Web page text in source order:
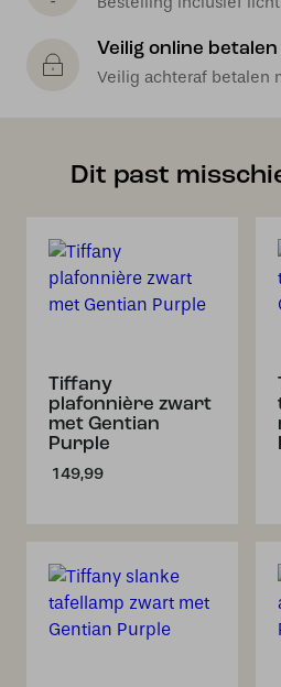
Veilig online betalen
Veilig achteraf betalen
Dit past
Tiffany
plafonnière zwart
met Gentian
Purple
149,99